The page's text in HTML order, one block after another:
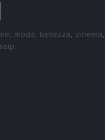
moda, bellezza,